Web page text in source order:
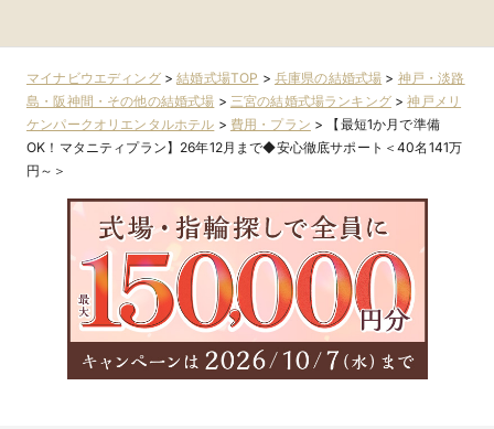
マイナビウエディング>結婚式場TOP > 兵庫県の結婚式場 > 神戸・淡路
島・阪神間・その他の結婚式場 > 三宮の結婚式場ランキング>神戸メリ
ケンパークオリエンタルホテル > 費用・プラン >
【最短1か月で準備
OK！マタニティプラン】26年12月まで◆安心徹底サポート＜40名141万
円～＞